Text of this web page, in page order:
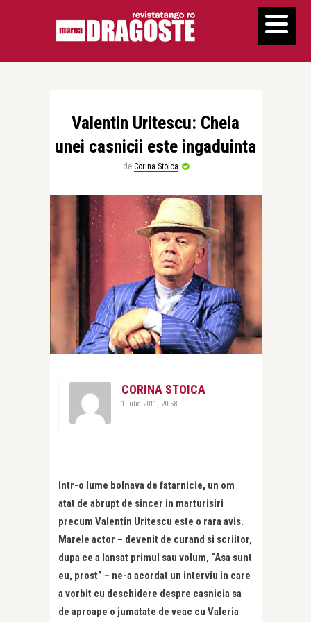
Valentin Uritescu: Cheia
unei casnicii este ingaduinta
de Corina Stoica
CORINA STOICA
1 iulie 2011, 20:58
Intr-o lume bolnava de fatarnicie, un om
atat de abrupt de sincer in marturisiri
precum Valentin Uritescu este o rara avis.
Marele actor – devenit de curand si scriitor,
dupa ce a lansat primul sau volum, “Asa sunt
eu, prost” – ne-a acordat un interviu in care
a vorbit cu deschidere despre casnicia sa
de aproape o jumatate de veac cu Valeria